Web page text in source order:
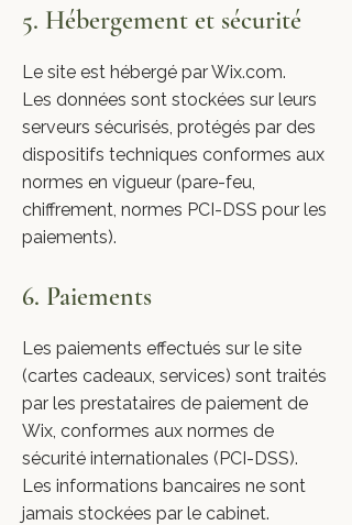
5. Hébergement et sécurité
Le site est hébergé par Wix.com.
Les données sont stockées sur leurs
serveurs sécurisés, protégés par des
dispositifs techniques conformes aux
normes en vigueur (pare-feu,
chiffrement, normes PCI-DSS pour les
paiements).
6. Paiements
Les paiements effectués sur le site
(cartes cadeaux, services) sont traités
par les prestataires de paiement de
Wix, conformes aux normes de
sécurité internationales (PCI-DSS).
Les informations bancaires ne sont
jamais stockées par le cabinet.